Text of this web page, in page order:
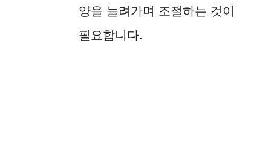
양을 늘려가며 조절하는 것이
필요합니다.